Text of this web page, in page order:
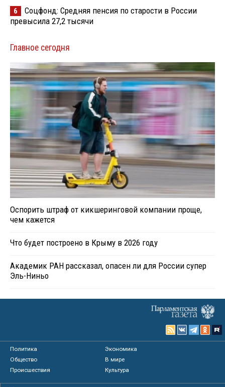
6
Соцфонд: Средняя пенсия по старости в России
превысила 27,2 тысячи
Главное сегодня
Оспорить штраф от кикшеринговой компании проще,
чем кажется
Что будет построено в Крыму в 2026 году
Академик РАН рассказал, опасен ли для России супер
Эль-Ниньо
Политика
Экономика
Общество
В мире
Происшествия
Культура